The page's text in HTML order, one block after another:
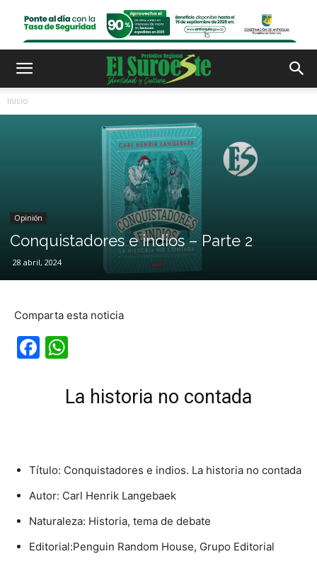
Inicio
Opinión
Conquistadores e indios – Parte 2
28 abril, 2024
Comparta esta noticia
Facebook
La historia no contada
Título: Conquistadores e indios. La historia no contada
Autor: Carl Henrik Langebaek
Naturaleza: Historia, tema de debate
Editorial:Penguin Random House, Grupo Editorial